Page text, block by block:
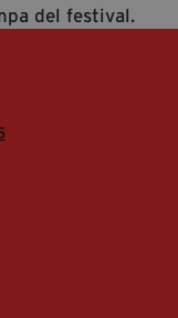
del festival.